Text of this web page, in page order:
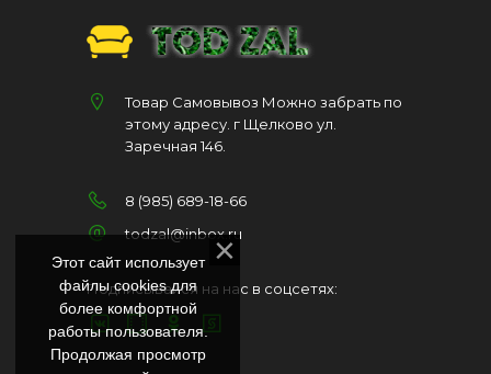
Товар Самовывоз Можно забрать по
этому адресу. г Щелково ул.
Заречная 146.
8 (985) 689-18-66
todzal@inbox.ru
Подписывайся на нас в соцсетях:
Этот сайт использует
файлы cookies для
более комфортной
работы пользователя.
Продолжая просмотр